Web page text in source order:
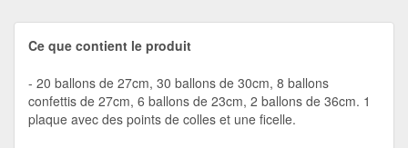
Ce que contient le produit
20 ballons de 27cm, 30 ballons de 30cm, 8 ballons
confettis de 27cm, 6 ballons de 23cm, 2 ballons de 36cm. 1
plaque avec des points de colles et une ficelle.